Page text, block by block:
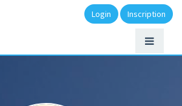
Login Inscription